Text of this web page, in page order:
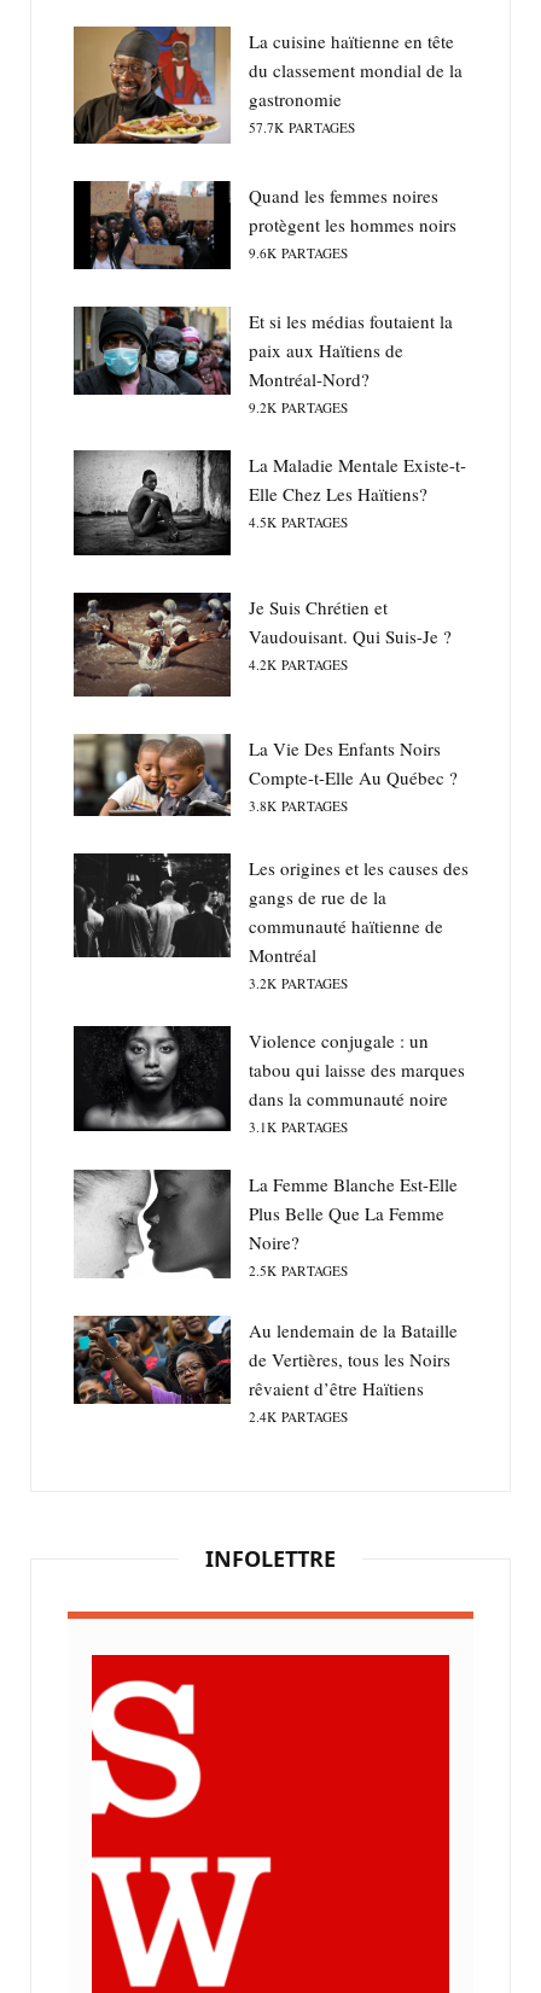
La cuisine haïtienne en tête
du classement mondial de la
gastronomie
57.7K PARTAGES
Quand les femmes noires
protègent les hommes noirs
9.6K PARTAGES
Et si les médias foutaient la
paix aux Haïtiens de
Montréal-Nord?
9.2K PARTAGES
La Maladie Mentale Existe-t-
Elle Chez Les Haïtiens?
4.5K PARTAGES
Je Suis Chrétien et
Vaudouisant. Qui Suis-Je ?
4.2K PARTAGES
La Vie Des Enfants Noirs
Compte-t-Elle Au Québec ?
3.8K PARTAGES
Les origines et les causes des
gangs de rue de la
communauté haïtienne de
Montréal
3.2K PARTAGES
Violence conjugale : un
tabou qui laisse des marques
dans la communauté noire
3.1K PARTAGES
La Femme Blanche Est-Elle
Plus Belle Que La Femme
Noire?
2.5K PARTAGES
Au lendemain de la Bataille
de Vertières, tous les Noirs
rêvaient d’être Haïtiens
2.4K PARTAGES
INFOLETTRE